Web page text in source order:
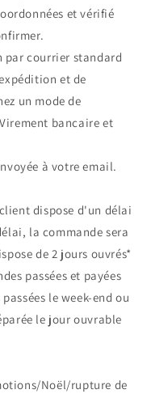
et vérifié
par courrier standard
et de
un mode de
bancaire et
à votre email.
dispose d'un délai
la commande sera
de 2 jours ouvrés*
passées et payées
le week-end ou
le jour ouvrable
Noël/rupture de